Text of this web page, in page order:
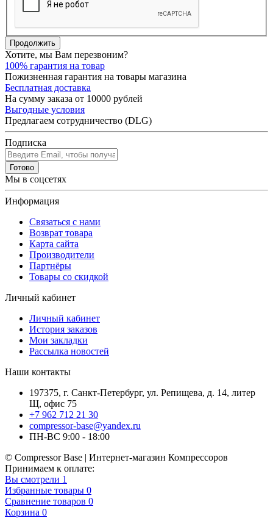
Продолжить
Хотите, мы Вам перезвоним?
100% гарантия на товар
Пожизненная гарантия на товары магазина
Бесплатная доставка
На сумму заказа от 10000 рублей
Выгодные условия
Предлагаем сотрудничество (DLG)
Подписка
Готово
Мы в соцсетях
Информация
Связаться с нами
Возврат товара
Карта сайта
Производители
Партнёры
Товары со скидкой
Личный кабинет
Личный кабинет
История заказов
Мои закладки
Рассылка новостей
Наши контакты
197375, г. Санкт-Петербург, ул. Репищева, д. 14, литер
Щ, офис 75
+7 962 712 21 30
compressor-base@yandex.ru
ПН-ВС 9:00 - 18:00
© Compressor Base | Интернет-магазин Компрессоров
Принимаем к оплате:
Вы смотрели 1
Избранные товары 0
Сравнение товаров 0
Корзина 0